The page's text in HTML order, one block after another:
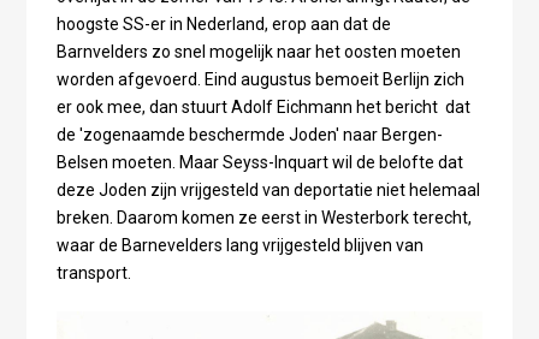
hoogste SS-er in Nederland, erop aan dat de
Barnvelders zo snel mogelijk naar het oosten moeten
worden afgevoerd. Eind augustus bemoeit Berlijn zich
er ook mee, dan stuurt Adolf Eichmann het bericht dat
de 'zogenaamde beschermde Joden' naar Bergen-
Belsen moeten. Maar Seyss-Inquart wil de belofte dat
deze Joden zijn vrijgesteld van deportatie niet helemaal
breken. Daarom komen ze eerst in Westerbork terecht,
waar de Barnevelders lang vrijgesteld blijven van
transport.